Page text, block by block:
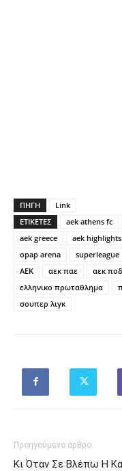
ΠΗΓΗ
Link
ΕΤΙΚΕΤΕΣ
aek athens fc
aek greece
aek highlights
opap arena
superleague
ΑΕΚ
αεκ παε αεκ
ελληνικο πρωταθλημα
σουπερ λιγκ
Προηγούμενο άρθρο
Κι Όταν Σε Βλέπω Η